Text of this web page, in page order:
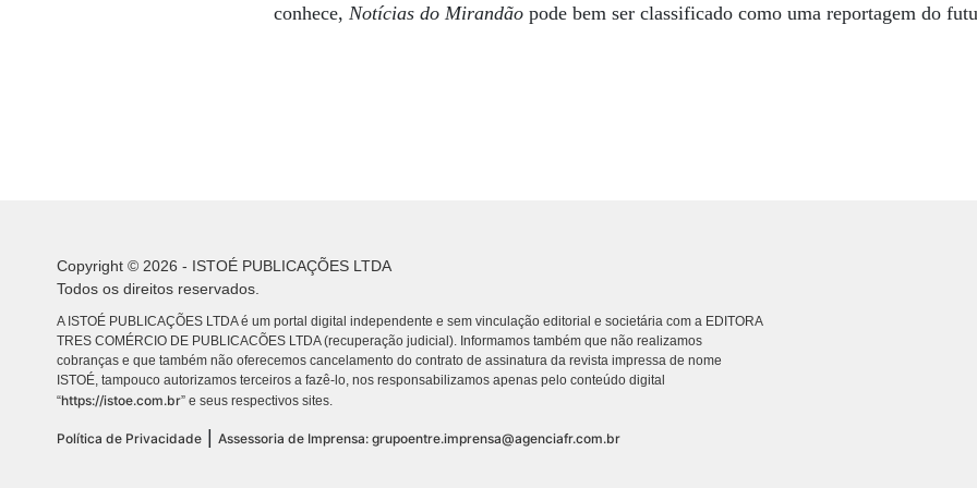
conhece,Notícias do Mirandãopode bem ser classificado como uma reportagem do
Copyright © 2026 - ISTOÉ PUBLICAÇÕES LTDA
Todos os direitos reservados.
A ISTOÉ PUBLICAÇÕES LTDA é um portal digital independente e sem vinculação editorial e societária com a EDITORA
TRES COMÉRCIO DE PUBLICACÕES LTDA (recuperação judicial). Informamos também que não realizamos
cobranças e que também não oferecemos cancelamento do contrato de assinatura da revista impressa de nome
ISTOÉ, tampouco autorizamos terceiros a fazê-lo, nos responsabilizamos apenas pelo conteúdo digital
“https://istoe.com.br” e seus respectivos sites.
Política de Privacidade Assessoria de Imprensa: grupoentre.imprensa@agenciafr.com.br